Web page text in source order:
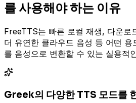
를 사용해야 하는 이유
FreeTTS는 빠른 로컬 재생, 다운로
더 유연한 클라우드 음성 등 어떤
를 음성으로 변환할 수 있는 실용적
Greek의 다양한 TTS 모드를